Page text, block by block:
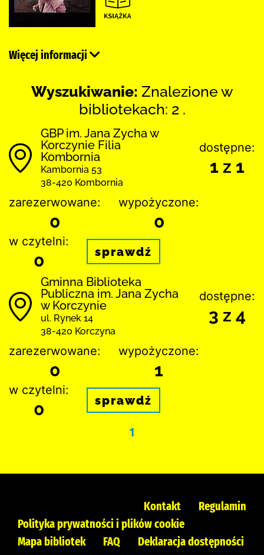
Więcej informacji
Wyszukiwanie: Znalezione w
bibliotekach: 2 .
GBP im. Jana Zycha w
Korczynie Filia
Kombornia
Kambornia 53
38-420 Kombornia
dostępne:
1 z 1
zarezerwowane:
0
wypożyczone:
0
w czytelni:
0 sprawdź
Gminna Biblioteka
Publiczna im. Jana Zycha
w Korczynie
ul. Rynek 14
38-420 Korczyna
dostępne:
3 z 4
zarezerwowane:
0
wypożyczone:
1
w czytelni:
0 sprawdź
1
Kontakt
Regulamin
Polityka prywatności i plików cookie
Mapa bibliotek
FAQ Deklaracja dostępności